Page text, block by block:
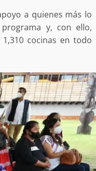
a quienes más lo
y, con ello,
cocinas en todo
aprehensión por
cometido en
de Tehuantepec